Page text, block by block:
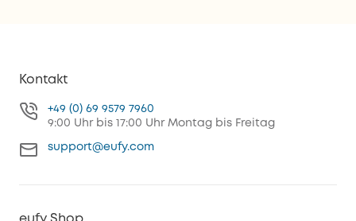
Kontakt
+49 (0) 69 9579 7960
9:00 Uhr bis 17:00 Uhr Montag bis Freitag
support@eufy.com